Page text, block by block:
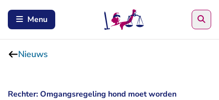
Menu
Nieuws
Rechter: Omgangsregeling hond moet worden